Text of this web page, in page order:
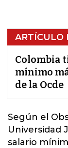
ARTÍCULO
Colombia
mínimo
de la Ocde
Según el
Universidad
salario